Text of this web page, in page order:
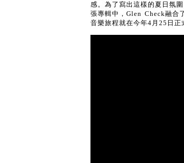
感。為了寫出這樣的夏日氛
張專輯中，Glen Check融合
音樂旅程就在今年4月25日正